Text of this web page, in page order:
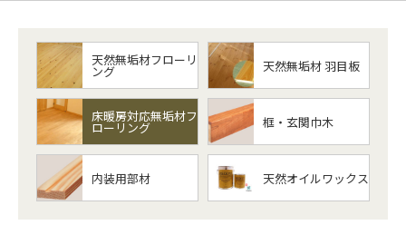
天然無垢材フローリ
ング 天然無垢材 羽目板
床暖房対応無垢材フ
ローリング 框・玄関巾木
内装用部材 天然オイルワックス